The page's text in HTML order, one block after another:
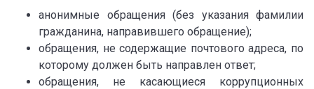
анонимные обращения (без указания фамилии
гражданина, направившего обращение);
обращения, не содержащие почтового адреса, по
которому должен быть направлен ответ;
обращения, не касающиеся коррупционных